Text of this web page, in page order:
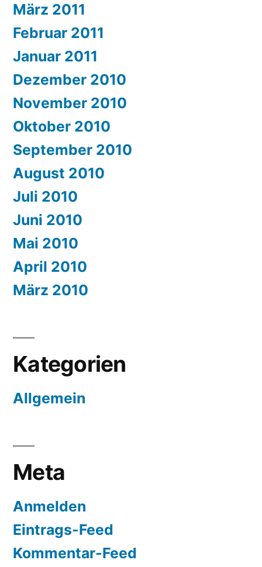
März 2011
Februar 2011
Januar 2011
Dezember 2010
November 2010
Oktober 2010
September 2010
August 2010
Juli 2010
Juni 2010
Mai 2010
April 2010
März 2010
Kategorien
Allgemein
Meta
Anmelden
Eintrags-Feed
Kommentar-Feed